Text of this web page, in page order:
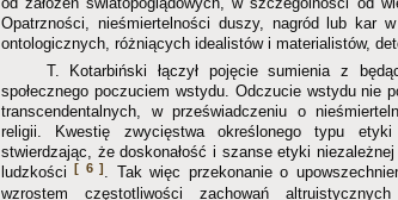
Opatrzności, nieśmiertelności duszy, nagród lub kar
ontologicznych, różniących idealistów i materialistów,
T. Kotarbiński łączył pojęcie sumienia z
społecznego poczuciem wstydu. Odczucie wstydu nie
transcendentalnych, w przeświadczeniu o
religii. Kwestię zwycięstwa określonego typu
stwierdzając, że doskonałość i szanse etyki
ludzkości[ 6 ] . Tak więc przekonanie o
wzrostem częstotliwości zachowań